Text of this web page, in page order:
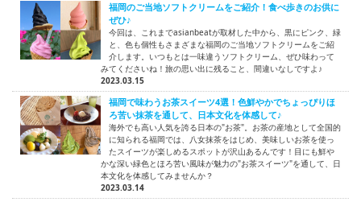
福岡のご当地ソフトクリームをご紹介！食べ歩きのお供に
ぜひ♪
今回は、これまでasianbeatが取材した中から、黒にピンク、緑
と、色も個性もさまざまな福岡のご当地ソフトクリームをご紹
介します。いつもとは一味違うソフトクリーム、ぜひ味わって
みてくださいね！旅の思い出に残ること、間違いなしですよ♪
2023.03.15
福岡で味わうお茶スイーツ4選！色鮮やかでちょっぴりほ
ろ苦い抹茶を通して、日本文化を体感して♪
海外でも高い人気を誇る日本の"お茶"。お茶の産地として全国的
に知られる福岡では、八女抹茶をはじめ、美味しいお茶を使っ
たスイーツが楽しめるスポットが沢山あるんです！目にも鮮や
かな深い緑色とほろ苦い風味が魅力の"お茶スイーツ"を通して、日
本文化を体感してみませんか？
2023.03.14